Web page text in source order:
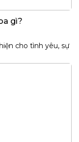
gì?
cho tình yêu, sự